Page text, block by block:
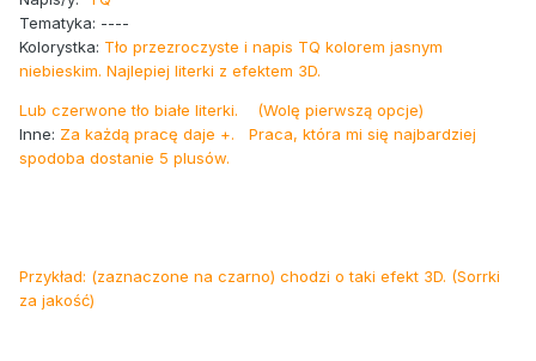
Tematyka: ----
Kolorystka: Tło przezroczyste i napis TQ kolorem jasnym
niebieskim. Najlepiej literki z efektem 3D.
Lub czerwone tło białe literki. (Wolę pierwszą opcje)
Inne: Za każdą pracę daje +. Praca, która mi się najbardziej
spodoba dostanie 5 plusów.
Przykład: (zaznaczone na czarno) chodzi o taki efekt 3D. (Sorrki
za jakość)